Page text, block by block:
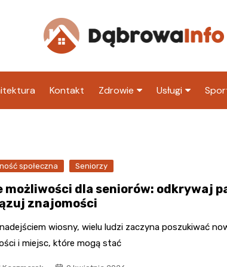
Kontakt Zdrowie
Apteka
Usługi
Stacja paliw
społeczna Seniorzy
możliwości dla seniorów: odkrywaj
znajomości
wiosny, wielu ludzi zaczyna poszukiwać
i miejsc, które mogą stać